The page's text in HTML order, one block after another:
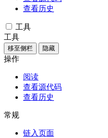
查看历史
工具
工具
移至侧栏 隐藏
操作
阅读
查看源代码
查看历史
常规
链入页面